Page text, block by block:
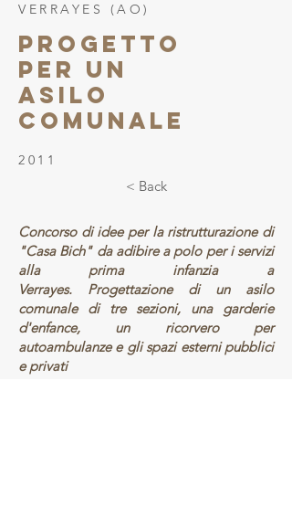
VERRAYES (AO)
PROGETTO
PER UN
ASILO
COMUNALE
2011
< Back
Concorso di idee per la ristrutturazione di
"Casa Bich" da adibire a polo per i servizi
alla prima infanzia a
Verrayes. Progettazione di un asilo
comunale di tre sezioni, una garderie
d'enfance, un ricorvero per
autoambulanze e gli spazi esterni pubblici
e privati